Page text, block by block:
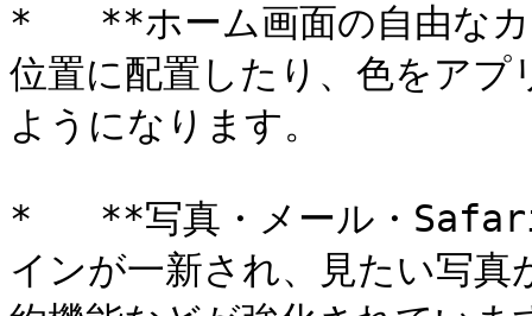
*   **ホーム画面の自由な
位置に配置したり、色をア
ようになります。
*   **写真・メール・
インが一新され、見たい写